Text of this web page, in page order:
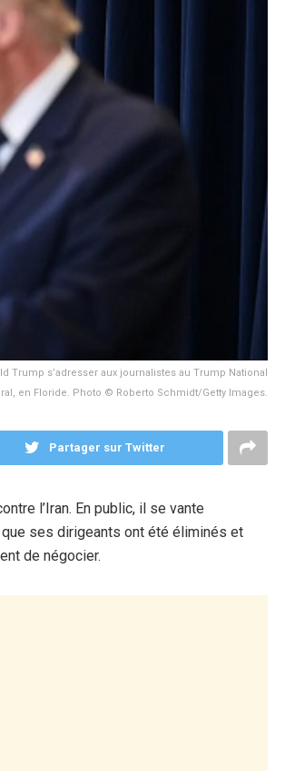
Trump s’adresser aux journalistes au Trump National
en Floride. Photo © Roberto Schmidt/Getty Images.
Partager sur Twitter
l’Iran. En public, il se vante
ses dirigeants ont été éliminés et
de négocier.